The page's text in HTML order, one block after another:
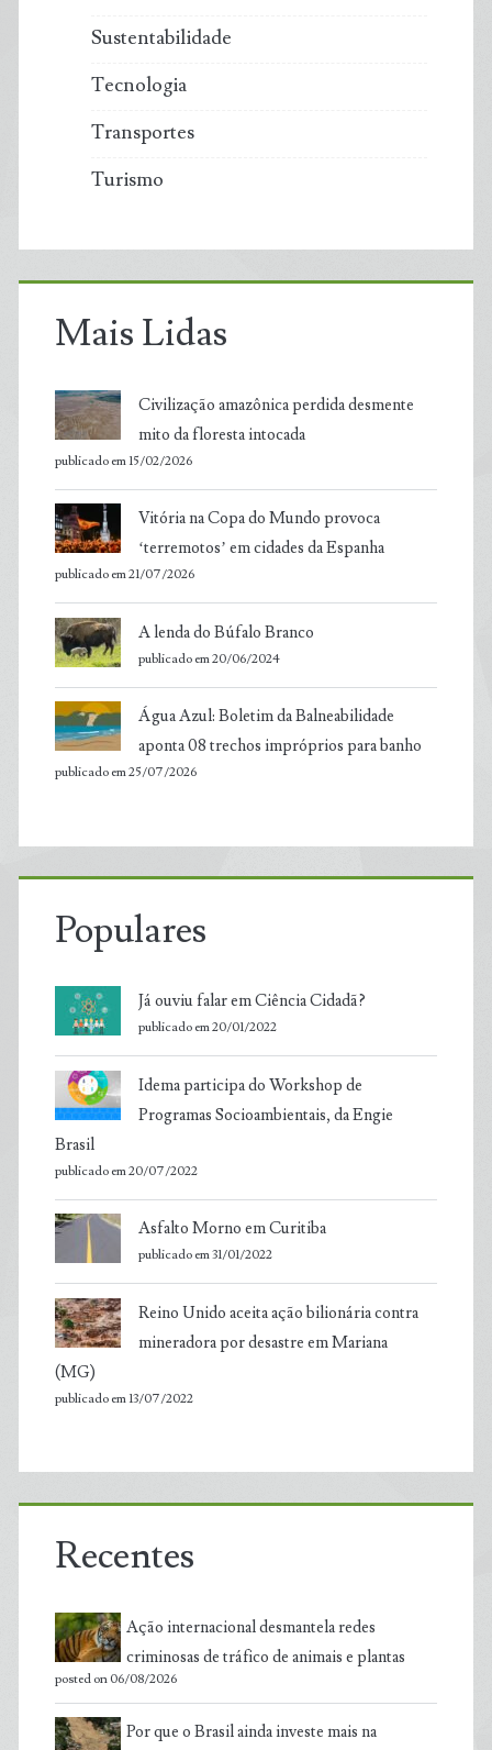
Sustentabilidade
Tecnologia
Transportes
Turismo
Mais Lidas
Civilização amazônica perdida desmente
mito da floresta intocada
publicado em 15/02/2026
Vitória na Copa do Mundo provoca
‘terremotos’ em cidades da Espanha
publicado em 21/07/2026
A lenda do Búfalo Branco
publicado em 20/06/2024
Água Azul: Boletim da Balneabilidade
aponta 08 trechos impróprios para banho
publicado em 25/07/2026
Populares
Já ouviu falar em Ciência Cidadã?
publicado em 20/01/2022
Idema participa do Workshop de
Programas Socioambientais, da Engie
Brasil
publicado em 20/07/2022
Asfalto Morno em Curitiba
publicado em 31/01/2022
Reino Unido aceita ação bilionária contra
mineradora por desastre em Mariana
(MG)
publicado em 13/07/2022
Recentes
Ação internacional desmantela redes
criminosas de tráfico de animais e plantas
posted on 06/08/2026
Por que o Brasil ainda investe mais na